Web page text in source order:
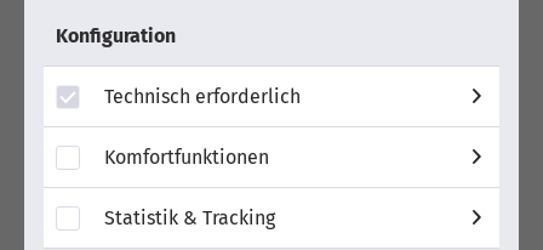
Konfiguration
Technisch erforderlich
Komfortfunktionen
Statistik & Tracking